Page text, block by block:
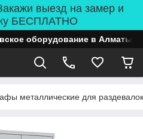
выезд на замер и
БЕСПЛАТНО
оборудование в Алматы
металлические для раздевалок